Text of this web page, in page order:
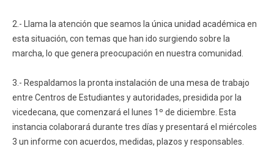
2.- Llama la atención que seamos la única unidad académica en
esta situación, con temas que han ido surgiendo sobre la
marcha, lo que genera preocupación en nuestra comunidad.
3.- Respaldamos la pronta instalación de una mesa de trabajo
entre Centros de Estudiantes y autoridades, presidida por la
vicedecana, que comenzará el lunes 1º de diciembre. Esta
instancia colaborará durante tres días y presentará el miércoles
3 un informe con acuerdos, medidas, plazos y responsables.